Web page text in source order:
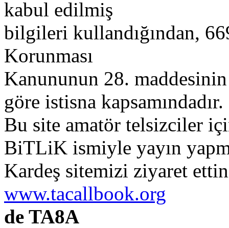
kabul edilmiş
bilgileri kullandığından,
Korunması
Kanununun 28. maddesinin
göre istisna kapsamındadır.
Bu site amatör telsizciler
BiTLiK ismiyle yayın
Kardeş sitemizi ziyaret
www.tacallbook.org
de TA8A